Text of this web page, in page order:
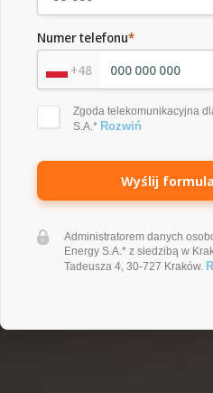
Numer telefonu*
+48
Zgoda telekomunikacyjna
S.A.* Rozwiń
Wyślij
Administratorem danych
Energy S.A.* z siedzibą w
Tadeusza 4, 30-727 Kraków.